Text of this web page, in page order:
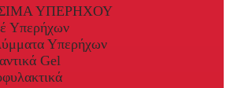
ΥΠΕΡΗΧΟΥ
Υπερήχων
Υπερήχων
Gel